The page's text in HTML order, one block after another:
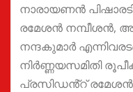
നാരായണൻ
രമേശൻ നമ്പീശൻ,
നന്ദകുമാർ
നിർണ്ണയസമിതി
പ്രസിഡൻ്റ് രമേശൻ